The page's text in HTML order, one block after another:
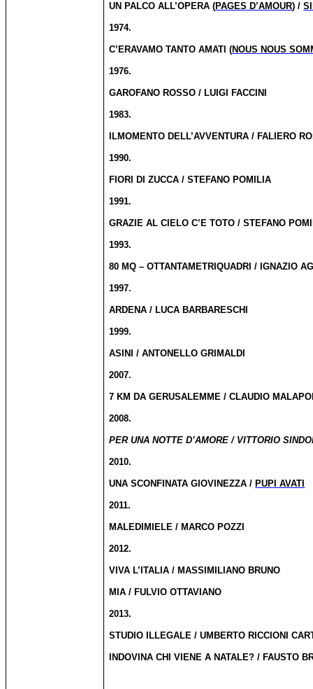
UN PALCO ALL’OPERA (PAGES D’AMOUR) /
1974.
C’ERAVAMO TANTO AMATI (NOUS NOUS
1976.
GAROFANO ROSSO / LUIGI FACCINI
1983.
ILMOMENTO DELL’AVVENTURA / FALIERO
1990.
FIORI DI ZUCCA / STEFANO POMILIA
1991.
GRAZIE AL CIELO C’E TOTO / STEFANO
1993.
80 MQ – OTTANTAMETRIQUADRI / IGNAZIO
1997.
ARDENA / LUCA BARBARESCHI
1999.
ASINI / ANTONELLO GRIMALDI
2007.
7 KM DA GERUSALEMME / CLAUDIO
2008.
PER UNA NOTTE D’AMORE / VITTORIO
2010.
UNA SCONFINATA GIOVINEZZA / PUPI AVATI
2011.
MALEDIMIELE / MARCO POZZI
2012.
VIVA L’ITALIA / MASSIMILIANO BRUNO
MIA / FULVIO OTTAVIANO
2013.
STUDIO ILLEGALE / UMBERTO RICCIONI
INDOVINA CHI VIENE A NATALE? / FAUSTO